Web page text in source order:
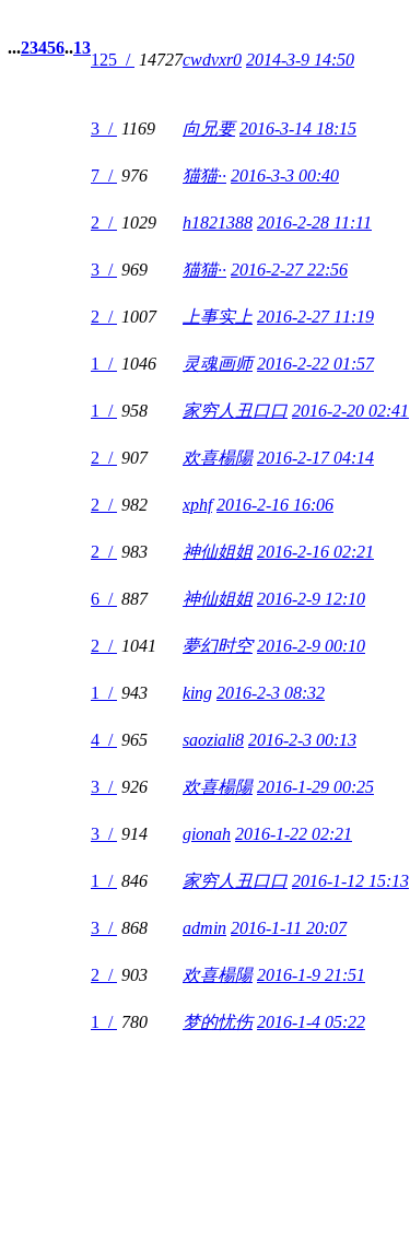
...23456..13
125 / 14727cwdvxr0 2014-3-9 14:50
3 / 1169 向兄要 2016-3-14 18:15
7 / 976 猫猫·· 2016-3-3 00:40
2 / 1029 h1821388 2016-2-28 11:11
3 / 969 猫猫·· 2016-2-27 22:56
2 / 1007 上事实上 2016-2-27 11:19
1 / 1046 灵魂画师 2016-2-22 01:57
1 / 958 家穷人丑口口 2016-2-20 02:41
2 / 907 欢喜楊陽 2016-2-17 04:14
2 / 982 xphf 2016-2-16 16:06
2 / 983 神仙姐姐 2016-2-16 02:21
6 / 887 神仙姐姐 2016-2-9 12:10
2 / 1041 夢幻时空 2016-2-9 00:10
1 / 943 king 2016-2-3 08:32
4 / 965 saoziali8 2016-2-3 00:13
3 / 926 欢喜楊陽 2016-1-29 00:25
3 / 914 gionah 2016-1-22 02:21
1 / 846 家穷人丑口口 2016-1-12 15:13
3 / 868 admin 2016-1-11 20:07
2 / 903 欢喜楊陽 2016-1-9 21:51
1 / 780 梦的忧伤 2016-1-4 05:22